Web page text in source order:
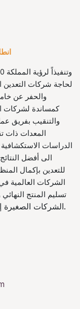
لحاجة شركات التعدين
والحفر عن
كمساندة لشركات
والتنقيب بفريق
المعدات ذات
الدراسات
الى أفضل
للتعدين بإكمال
الشركات العالمية
تسليم المنتج
الشركات الصغيرة إلى المتوسطة التي تسمو إلى تحسين أدائها.